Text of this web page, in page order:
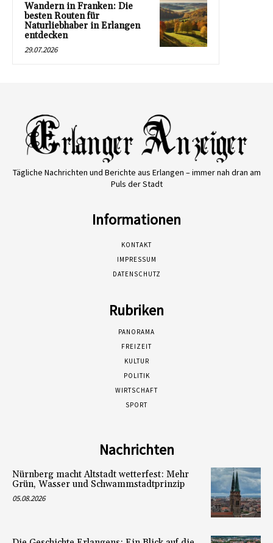
Wandern in Franken: Die
besten Routen für
Naturliebhaber in Erlangen
entdecken
29.07.2026
Tägliche Nachrichten und Berichte aus Erlangen – immer nah dran am
Puls der Stadt
Informationen
KONTAKT
IMPRESSUM
DATENSCHUTZ
Rubriken
PANORAMA
FREIZEIT
KULTUR
POLITIK
WIRTSCHAFT
SPORT
Nachrichten
Nürnberg macht Altstadt wetterfest: Mehr
Grün, Wasser und Schwammstadtprinzip
05.08.2026